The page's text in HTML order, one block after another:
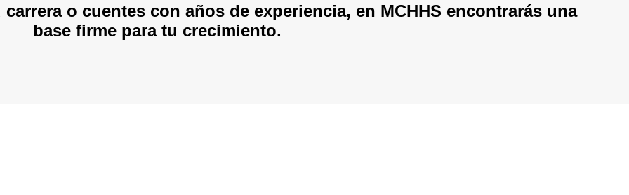
o cuentes con años de experiencia, en MCHHS encontrarás una
base firme para tu crecimiento.